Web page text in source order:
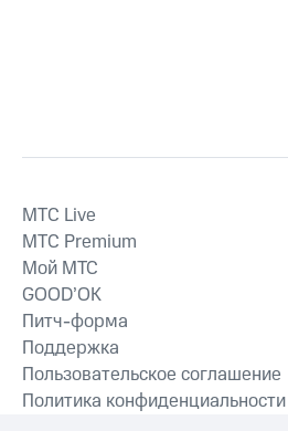
MTС Live
MTС Premium
Мой МТС
GOOD’OK
Питч-форма
Поддержка
Пользовательское соглашение
Политика конфиденциальности